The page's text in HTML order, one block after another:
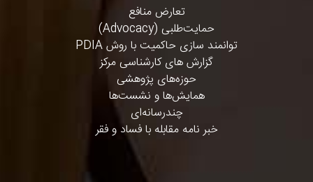
تعارض منافع
حمایت‌طلبی (Advocacy)
توانمند سازی حاکمیت با روش PDIA
گزارش های کارشناسی مرکز
حوزه‌های پژوهشی
همایش‌ها و نشست‌ها
چندرسانه‌ای
خبر نامه مقابله با فساد و فقر